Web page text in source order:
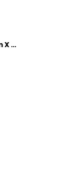
ChongKuan Rope Garn 3mm X 225m Zum Häkeln Makramee Taschen Baumwollschnur Polyester Bäckergarn Baumwollkordel Macrame Cord Baumwollgarn Baumwollfaden Geflochten Textilgarn Körbe Easy Yarn (3,1 Stück)